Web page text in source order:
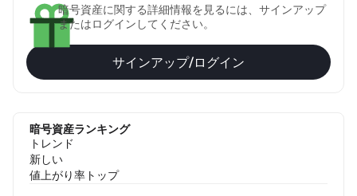
暗号資産に関する詳細情報を見るには、サインアップ
またはログインしてください。
サインアップ/ログイン
暗号資産ランキング
トレンド
新しい
値上がり率トップ